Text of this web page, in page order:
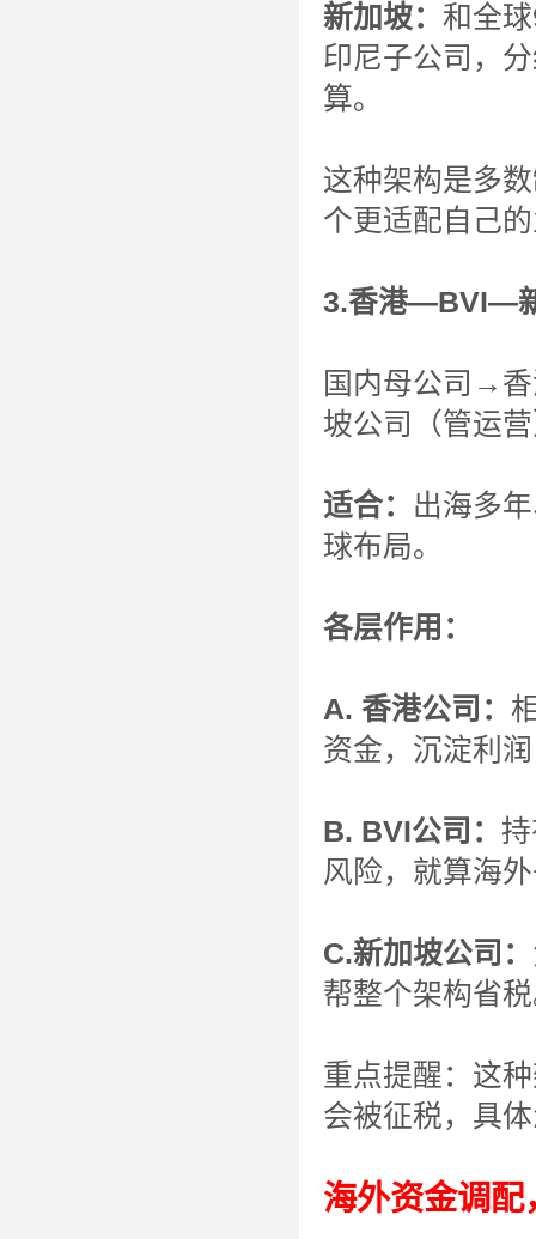
新加坡： 和全
印尼子公司，
算。
这种架构是多
个更适配自己
3.香港—BVI—
国内母公司→
坡公司（管运
适合： 出海多
球布局。
各层作用：
A. 香港公司：
资金，沉淀利
B. BVI公司：
风险，就算海
C.新加坡公司：
帮整个架构省
重点提醒：这
会被征税，具
海外资金调